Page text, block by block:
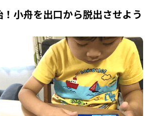
！小舟を出口から脱出させよう